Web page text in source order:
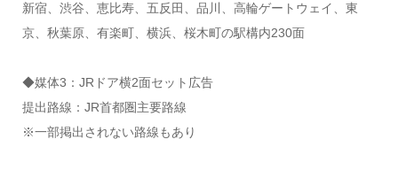
新宿、渋谷、恵比寿、五反田、品川、高輪ゲートウェイ、東
京、秋葉原、有楽町、横浜、桜木町の駅構内230面
◆媒体3：JRドア横2面セット広告
提出路線：JR首都圏主要路線
※一部掲出されない路線もあり